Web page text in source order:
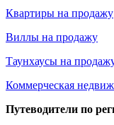
Квартиры на продажу
Виллы на продажу
Таунхаусы на
Коммерческая
Путеводители по